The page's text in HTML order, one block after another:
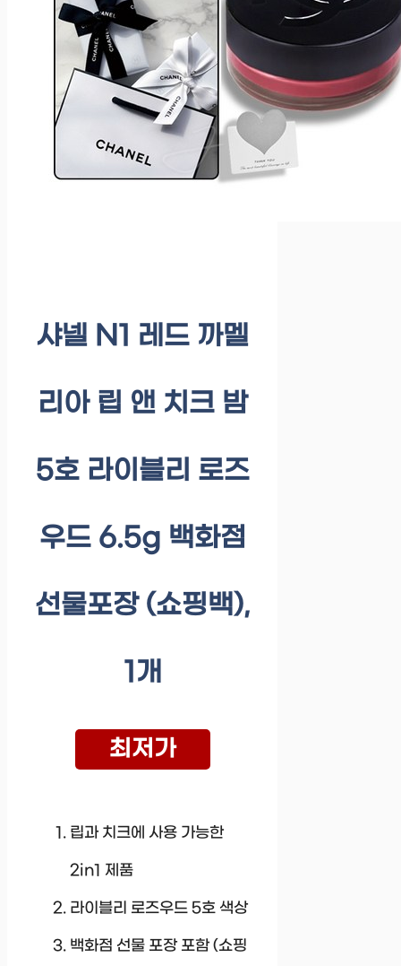
샤넬 N1 레드 까멜
리아 립 앤 치크 밤
5호 라이블리 로즈
우드 6.5g 백화점
선물포장 (쇼핑백),
1개
최저가
립과 치크에 사용 가능한
2in1 제품
라이블리 로즈우드 5호 색상
백화점 선물 포장 포함 (쇼핑